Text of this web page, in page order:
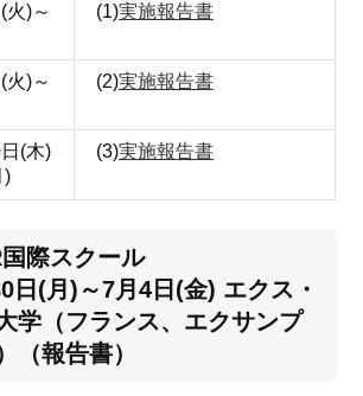
火)～
(1)実施報告書
火)～
(2)実施報告書
(木)
)
(3)実施報告書
際スクール
日(月)～7月4日(金) エクス・
学（フランス、エクサンプ
（報告書）